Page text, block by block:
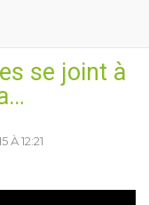
se joint à
À 12:21